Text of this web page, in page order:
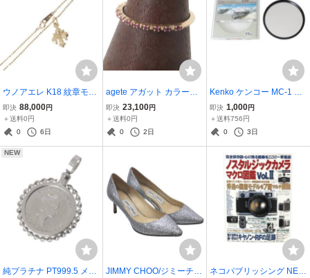
ウノアエレ K18 紋章モチ
ーフペンダントトップ / K
18ボールチェーンネック
レス 造幣局検定印 首周り
Aランク
即決 88,000円
＋送料0円
0
6日
agete アガット カラース
トーン リング 指輪 K10Y
G 10金×カラーストーン 1
0号 リング幅1~1.3mm 重
即決 23,100円
＋送料0円
0
2日
Kenko ケンコー MC-1 フ
ィルター 77mm 箱 ※箱と
中身が異なります。 NT
美品 ABランク
即決 1,000円
＋送料756円
0
3日
NEW
純プラチナ PT999.5 メイ
JIMMY CHOO/ジミーチュ
ネコパブリッシング NEK